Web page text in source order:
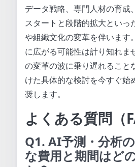
データ戦略、専門人材の育成
スタートと段階的拡大といっ
や組織文化の変革を伴います
に広がる可能性は計り知れま
の変革の波に乗り遅れること
けた具体的な検討を今すぐ始
奨します。
よくある質問（
Q1. AI予測・分析
な費用と期間はど